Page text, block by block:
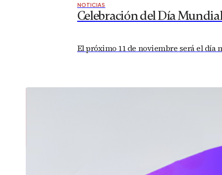
NOTICIAS
Celebración del Día
El próximo 11 de noviembre será el día